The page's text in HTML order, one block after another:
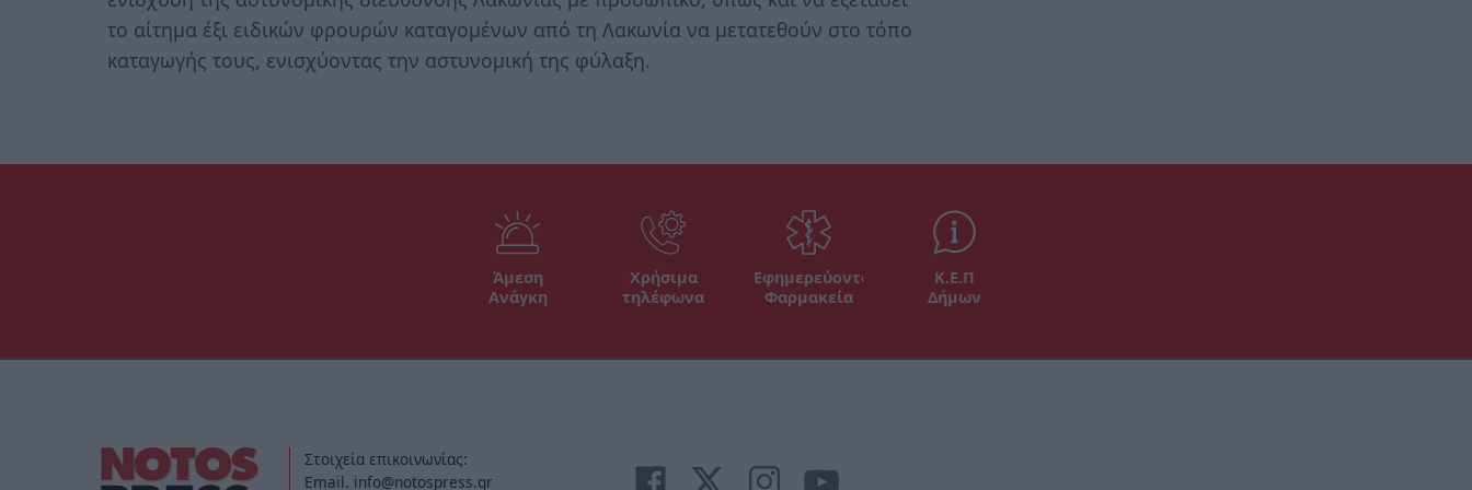
το αίτημα έξι ειδικών φρουρών καταγομένων από τη Λακωνία να μετατεθούν στο τόπο
καταγωγής τους, ενισχύοντας την αστυνομική της φύλαξη.
Άμεση
Ανάγκη
Χρήσιμα
τηλέφωνα
Εφημερεύοντα
Φαρμακεία
Κ.Ε.Π
Δήμων
Στοιχεία επικοινωνίας:
Email. info@notospress.gr